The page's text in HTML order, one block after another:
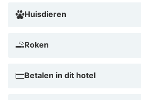
Huisdieren
Roken
Betalen in dit hotel